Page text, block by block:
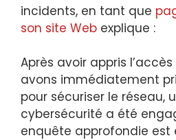
incidents, en tant que
son site Web explique :
Après avoir appris
avons immédiatement
pour sécuriser le réseau,
cybersécurité a été
enquête approfondie est